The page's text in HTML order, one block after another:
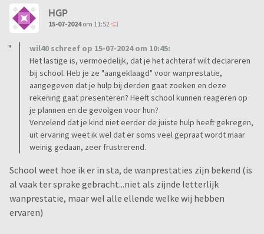
HGP
15-07-2024om 11:52
wil40 schreef op 15-07-2024 om 10:45:
Het lastige is, vermoedelijk, dat je het achteraf wilt declareren
bij school. Heb je ze "aangeklaagd" voor wanprestatie,
aangegeven dat je hulp bij derden gaat zoeken en deze
rekening gaat presenteren? Heeft school kunnen reageren op
je plannen en de gevolgen voor hun?
Vervelend dat je kind niet eerder de juiste hulp heeft gekregen,
uit ervaring weet ik wel dat er soms veel gepraat wordt maar
weinig gedaan, zeer frustrerend.
School weet hoe ik er in sta, de wanprestaties zijn bekend (is
al vaak ter sprake gebracht...niet als zijnde letterlijk
wanprestatie, maar wel alle ellende welke wij hebben
ervaren)